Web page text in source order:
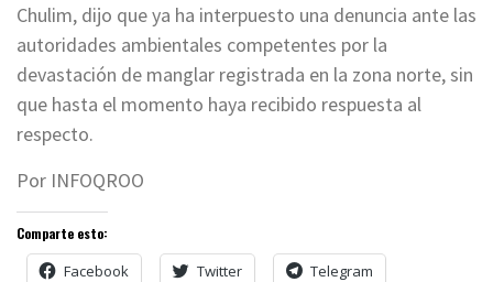
Chulim, dijo que ya ha interpuesto una denuncia ante las
autoridades ambientales competentes por la
devastación de manglar registrada en la zona norte, sin
que hasta el momento haya recibido respuesta al
respecto.
Por INFOQROO
Comparte esto:
Facebook Twitter Telegram